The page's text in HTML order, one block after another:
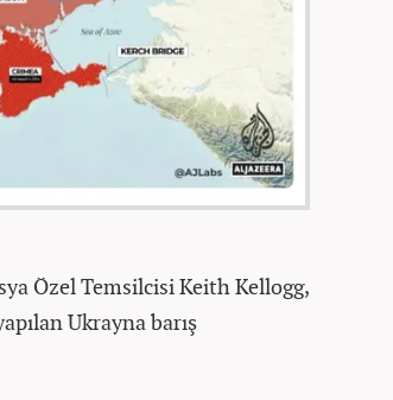
Özel Temsilcisi Keith Kellogg,
Ukrayna barış